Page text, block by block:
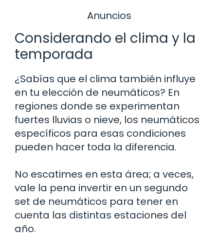
Anuncios
Considerando el clima y la
temporada
¿Sabías que el clima también influye
en tu elección de neumáticos? En
regiones donde se experimentan
fuertes lluvias o nieve, los neumáticos
específicos para esas condiciones
pueden hacer toda la diferencia.
No escatimes en esta área; a veces,
vale la pena invertir en un segundo
set de neumáticos para tener en
cuenta las distintas estaciones del
año.